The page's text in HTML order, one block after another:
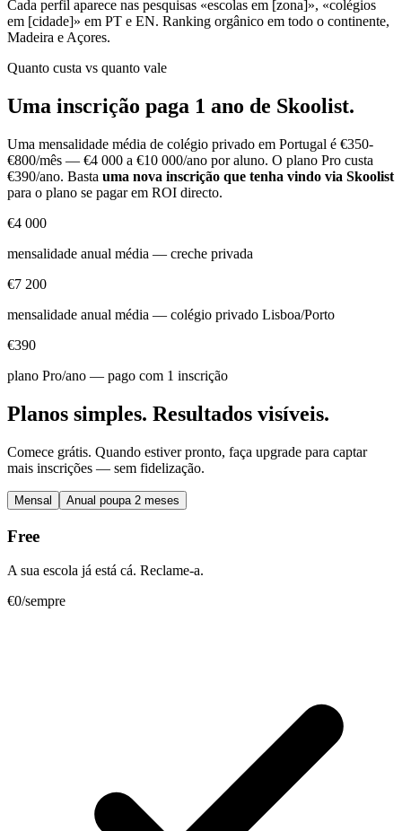
Cada perfil aparece nas pesquisas «escolas em [zona]», «colégios
em [cidade]» em PT e EN. Ranking orgânico em todo o continente,
Madeira e Açores.
Quanto custa vs quanto vale
Uma inscrição paga 1 ano de Skoolist.
Uma mensalidade média de colégio privado em Portugal é €350-
€800/mês — €4 000 a €10 000/ano por aluno. O plano Pro custa
€390/ano. Basta uma nova inscrição que tenha vindo via Skoolist
para o plano se pagar em ROI directo.
€4 000
mensalidade anual média — creche privada
€7 200
mensalidade anual média — colégio privado Lisboa/Porto
€390
plano Pro/ano — pago com 1 inscrição
Planos simples. Resultados visíveis.
Comece grátis. Quando estiver pronto, faça upgrade para captar
mais inscrições — sem fidelização.
Mensal Anual poupa 2 meses
Free
A sua escola já está cá. Reclame-a.
€0/sempre